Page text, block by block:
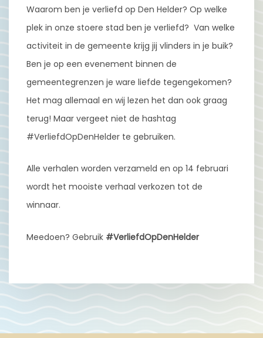
Waarom ben je verliefd op Den Helder? Op welke
plek in onze stoere stad ben je verliefd? Van welke
activiteit in de gemeente krijg jij vlinders in je buik?
Ben je op een evenement binnen de
gemeentegrenzen je ware liefde tegengekomen?
Het mag allemaal en wij lezen het dan ook graag
terug! Maar vergeet niet de hashtag
#VerliefdOpDenHelder te gebruiken.
Alle verhalen worden verzameld en op 14 februari
wordt het mooiste verhaal verkozen tot de
winnaar.
Meedoen? Gebruik #VerliefdOpDenHelder